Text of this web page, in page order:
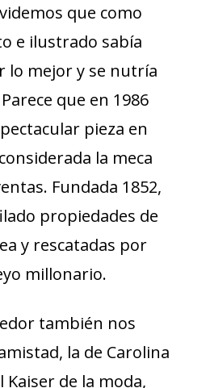
que como
e ilustrado sabía
lo mejor y se nutría
que en 1986
pieza en
la meca
Fundada 1852,
propiedades de
y rescatadas por
millonario.
también nos
la de Carolina
Kaiser de la moda,